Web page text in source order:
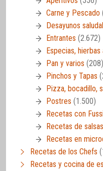
Carne y Pescado
Desayunos
Entrantes (2.672)
Especias,
Pan y varios (208)
Pinchos y Tapas
Pizza, bocadillo,
Postres (1.500)
Recetas con
Recetas de salsas
Recetas en
Recetas de los Chefs
Recetas y cocina de